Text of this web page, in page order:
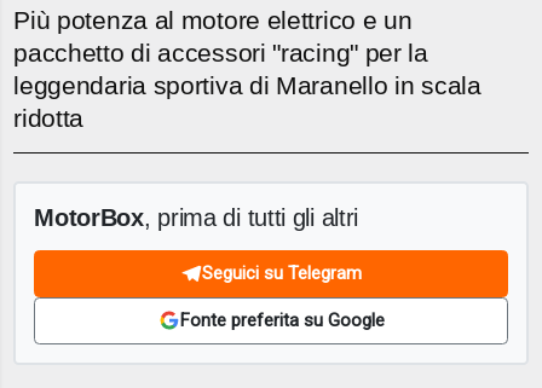
Più potenza al motore elettrico e un
pacchetto di accessori "racing" per la
leggendaria sportiva di Maranello in scala
ridotta
MotorBox, prima di tutti gli altri
Seguici su Telegram
Fonte preferita su Google